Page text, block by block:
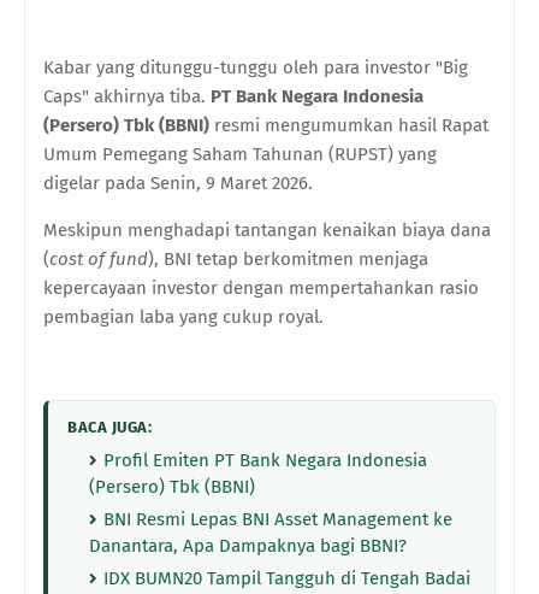
Kabar yang ditunggu-tunggu oleh para investor "Big
Caps" akhirnya tiba. PT Bank Negara Indonesia
(Persero) Tbk (BBNI) resmi mengumumkan hasil Rapat
Umum Pemegang Saham Tahunan (RUPST) yang
digelar pada Senin, 9 Maret 2026.
Meskipun menghadapi tantangan kenaikan biaya dana
(cost of fund), BNI tetap berkomitmen menjaga
kepercayaan investor dengan mempertahankan rasio
pembagian laba yang cukup royal.
BACA JUGA:
Profil Emiten PT Bank Negara Indonesia
(Persero) Tbk (BBNI)
BNI Resmi Lepas BNI Asset Management ke
Danantara, Apa Dampaknya bagi BBNI?
IDX BUMN20 Tampil Tangguh di Tengah Badai